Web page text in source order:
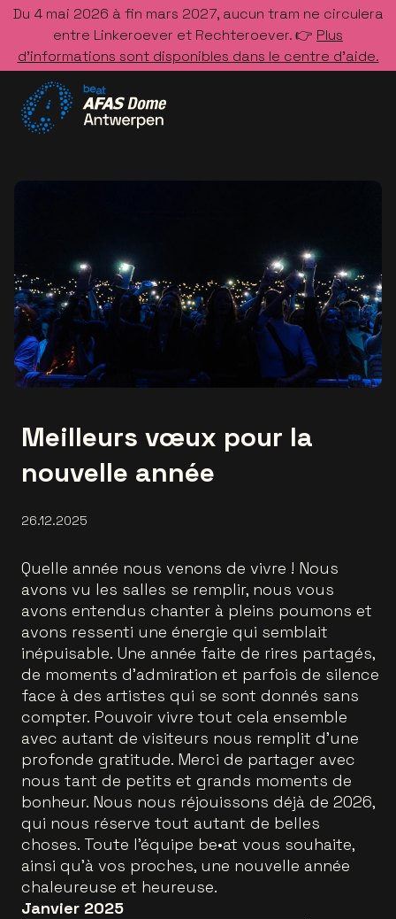
Du 4 mai 2026 à fin mars 2027, aucun tram ne circulera
entre Linkeroever et Rechteroever. 👉 Plus
d’informations sont disponibles dans le centre d’aide.
Meilleurs vœux pour la
nouvelle année
26.12.2025
Quelle année nous venons de vivre ! Nous
avons vu les salles se remplir, nous vous
avons entendus chanter à pleins poumons et
avons ressenti une énergie qui semblait
inépuisable. Une année faite de rires partagés,
de moments d’admiration et parfois de silence
face à des artistes qui se sont donnés sans
compter. Pouvoir vivre tout cela ensemble
avec autant de visiteurs nous remplit d’une
profonde gratitude. Merci de partager avec
nous tant de petits et grands moments de
bonheur. Nous nous réjouissons déjà de 2026,
qui nous réserve tout autant de belles
choses. Toute l’équipe be•at vous souhaite,
ainsi qu’à vos proches, une nouvelle année
chaleureuse et heureuse.
Janvier 2025